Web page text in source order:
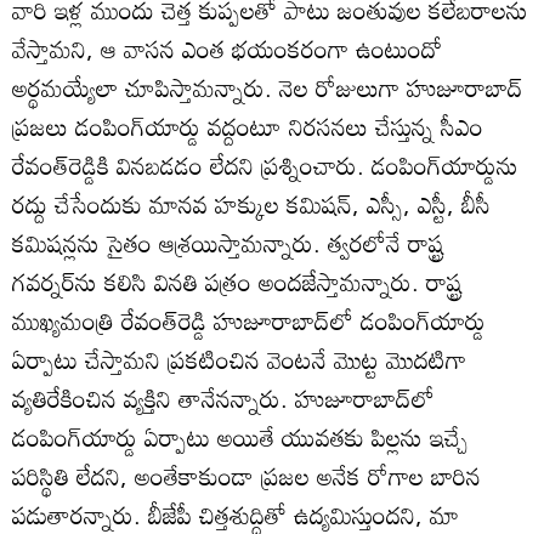
వారి ఇళ్ల ముందు చెత్త కుప్పలతో పాటు జంతువుల కలేబరాలను
వేస్తామని, ఆ వాసన ఎంత భయంకరంగా ఉంటుందో
అర్థమయ్యేలా చూపిస్తామన్నారు. నెల రోజులుగా హుజూరాబాద్‌
ప్రజలు డంపింగ్‌యార్డు వద్దంటూ నిరసనలు చేస్తున్న సీఎం
రేవంత్‌రెడ్డికి వినబడడం లేదని ప్రశ్నించారు. డంపింగ్‌యార్డును
రద్దు చేసేందుకు మానవ హక్కుల కమిషన్‌, ఎస్సీ, ఎస్టీ, బీసీ
కమిషన్లను సైతం ఆశ్రయిస్తామన్నారు. త్వరలోనే రాష్ట్ర
గవర్నర్‌ను కలిసి వినతి పత్రం అందజేస్తామన్నారు. రాష్ట్ర
ముఖ్యమంత్రి రేవంత్‌రెడ్డి హుజూరాబాద్‌లో డంపింగ్‌యార్డు
ఏర్పాటు చేస్తామని ప్రకటించిన వెంటనే మొట్ట మొదటిగా
వ్యతిరేకించిన వ్యక్తిని తానేనన్నారు. హుజూరాబాద్‌లో
డంపింగ్‌యార్డు ఏర్పాటు అయితే యువతకు పిల్లను ఇచ్చే
పరిస్థితి లేదని, అంతేకాకుండా ప్రజల అనేక రోగాల బారిన
పడుతారన్నారు. బీజేపీ చిత్తశుద్ధితో ఉద్యమిస్తుందని, మా